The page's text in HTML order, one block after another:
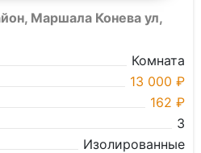
Маршала Конева ул,
Комната
13 000 ₽
162 ₽
3
Изолированные